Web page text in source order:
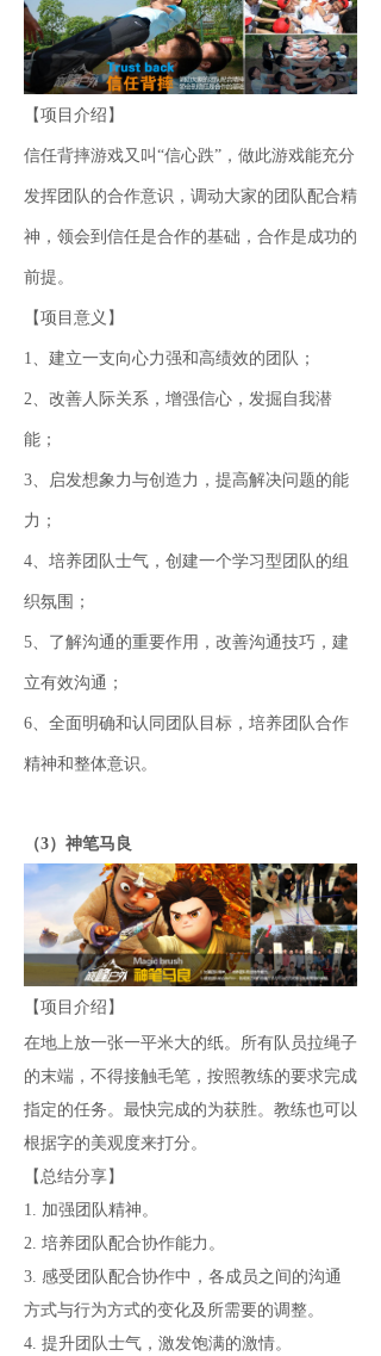
【项目介绍】
信任背摔游戏又叫“信心跌”，做此游戏能充分
发挥团队的合作意识，调动大家的团队配合精
神，领会到信任是合作的基础，合作是成功的
前提。
【项目意义】
1、建立一支向心力强和高绩效的团队；
2、改善人际关系，增强信心，发掘自我潜
能；
3、启发想象力与创造力，提高解决问题的能
力；
4、培养团队士气，创建一个学习型团队的组
织氛围；
5、了解沟通的重要作用，改善沟通技巧，建
立有效沟通；
6、全面明确和认同团队目标，培养团队合作
精神和整体意识。
（3）神笔马良
【项目介绍】
在地上放一张一平米大的纸。所有队员拉绳子
的末端，不得接触毛笔，按照教练的要求完成
指定的任务。最快完成的为获胜。教练也可以
根据字的美观度来打分。
【总结分享】
1. 加强团队精神。
2. 培养团队配合协作能力。
3. 感受团队配合协作中，各成员之间的沟通
方式与行为方式的变化及所需要的调整。
4. 提升团队士气，激发饱满的激情。